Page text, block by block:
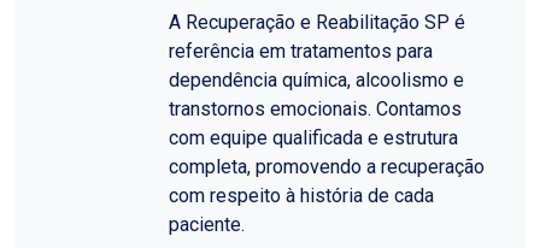
A Recuperação e Reabilitação SP é
referência em tratamentos para
dependência química, alcoolismo e
transtornos emocionais. Contamos
com equipe qualificada e estrutura
completa, promovendo a recuperação
com respeito à história de cada
paciente.